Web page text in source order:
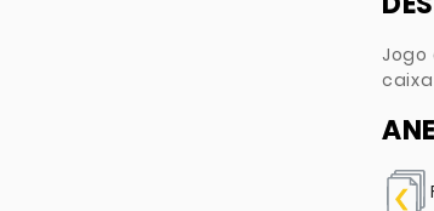
Jogo